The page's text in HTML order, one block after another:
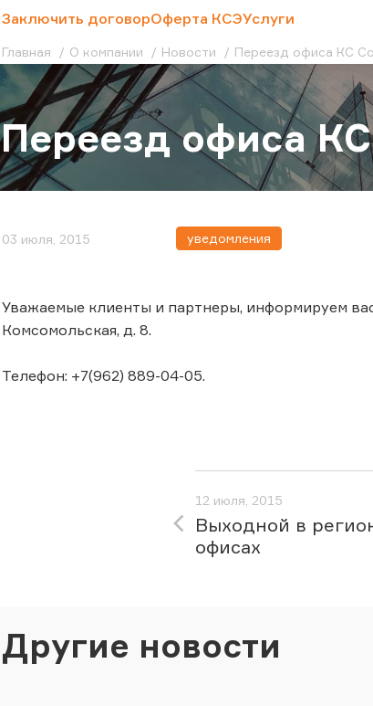
Заключить договорОферта КСЭУслуги
Главная О компании Новости Переезд офиса КС
Переезд офиса
03 июля, 2015 уведомления
Уважаемые клиенты и партнеры, информируем
Комсомольская, д. 8.
Телефон: +7(962) 889-04-05.
12 июля, 2015
Выходной в
офисах
Другие новости